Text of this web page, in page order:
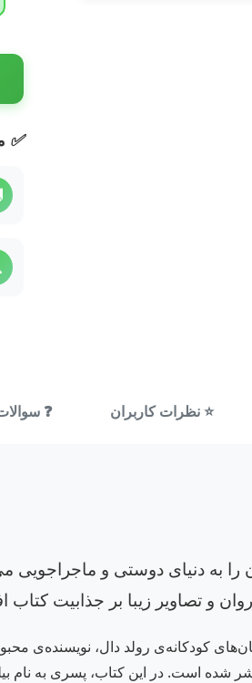
✅
⭐ نظرات کاربران ❓
را به دنیای دوستی و
زیبا بر جذابیت کتاب افزوده.
کودکانه‌ی رولد دال، نویسنده‌ی
است. در این کتاب، پسری به نام